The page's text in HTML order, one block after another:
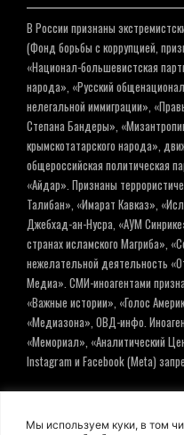
Мы используем куки, в том
В России признаны
(Фонд борьбы с коррупцией,
«Национал-большевистская
народа», «Русский
нелегальной иммиграции»,
Степана Бандеры»,
крымскотатарского народа»,
общероссийская политическая
«Айдар». Признаны
Талибан», «Имарат Кавказ»,
Джебхад-ан-Нусра, «АУМ
странах исламского Магриба»,
нежелательной деятельность
Медиа». СМИ-иноагентами
«Важные истории», «Голос
«Медиазона», ОВД-инфо.
«Мемориал», «Аналитический
Instagram и Facebook (Metа)
© ИНФОРМАЦИОННОЕ АГЕНТСТВО ЕЛЬ